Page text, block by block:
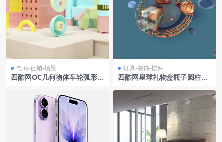
电商-促销-场景
四酷网OC几何物体车轮弧形圆
灯具-装饰-摆件
四酷网星球礼物盒瓶子圆柱形